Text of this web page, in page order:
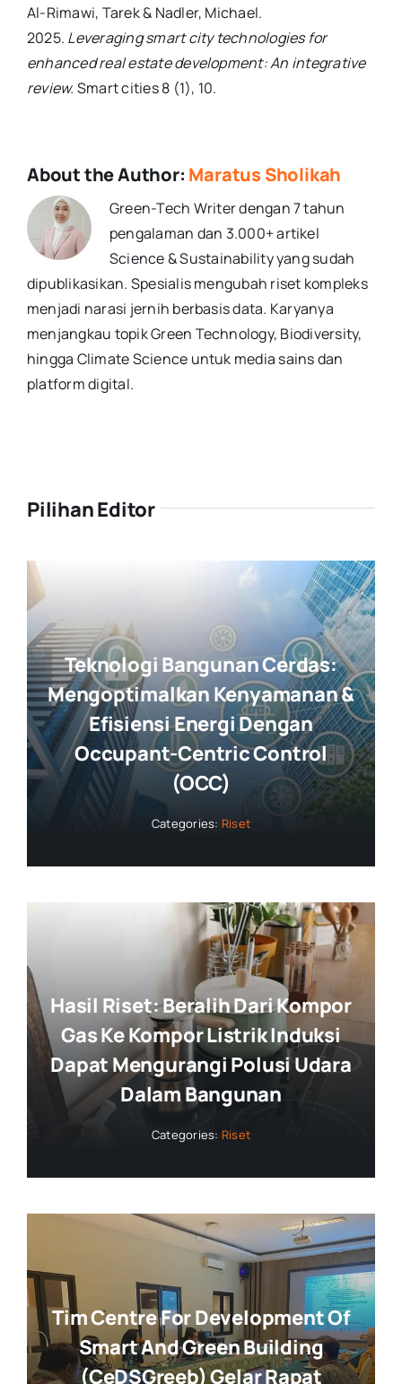
Al-Rimawi, Tarek & Nadler, Michael.
2025. Leveraging smart city technologies for
enhanced real estate development: An integrative
review. Smart cities 8 (1), 10.
About the Author: Maratus Sholikah
Green-Tech Writer dengan 7 tahun
pengalaman dan 3.000+ artikel
Science & Sustainability yang sudah
dipublikasikan. Spesialis mengubah riset kompleks
menjadi narasi jernih berbasis data. Karyanya
menjangkau topik Green Technology, Biodiversity,
hingga Climate Science untuk media sains dan
platform digital.
Pilihan Editor
Teknologi Bangunan Cerdas:
Mengoptimalkan Kenyamanan &
Efisiensi Energi Dengan
Occupant-Centric Control
(OCC)
Categories: Riset
Hasil Riset: Beralih Dari Kompor
Gas Ke Kompor Listrik Induksi
Dapat Mengurangi Polusi Udara
Dalam Bangunan
Categories: Riset
Tim Centre For Development Of
Smart And Green Building
(CeDSGreeb) Gelar Rapat